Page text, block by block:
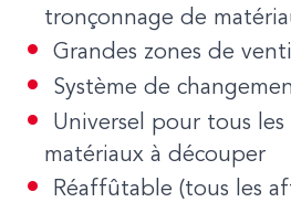
tronçonnage de
Grandes zones de
Système de
Universel pour tous
matériaux à découper
Réaffûtable (tous les